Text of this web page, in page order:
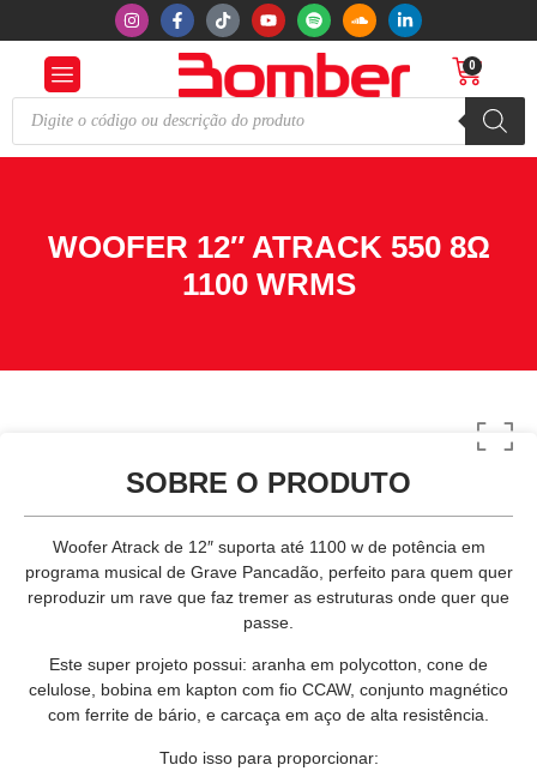
0
WOOFER 12″ ATRACK 550 8Ω
1100 WRMS
SOBRE O PRODUTO
Woofer Atrack de 12″ suporta até 1100 w de potência em
programa musical de Grave Pancadão, perfeito para quem quer
reproduzir um rave que faz tremer as estruturas onde quer que
passe.
Este super projeto possui: aranha em polycotton, cone de
celulose, bobina em kapton com fio CCAW, conjunto magnético
com ferrite de bário, e carcaça em aço de alta resistência.
Tudo isso para proporcionar: